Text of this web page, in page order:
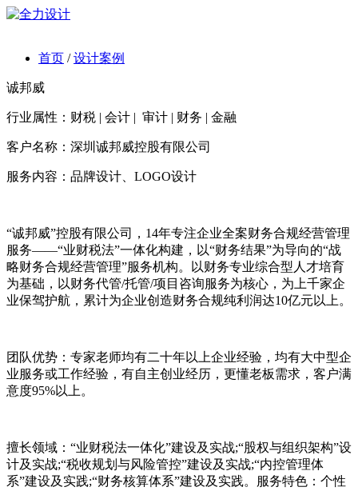
首页 /设计案例
诚邦威
行业属性：财税 | 会计 | 审计 | 财务 | 金融
客户名称：深圳诚邦威控股有限公司
服务内容：品牌设计、LOGO设计
“诚邦威”控股有限公司，14年专注企业全案财务合规经营管理
服务——“业财税法”一体化构建，以“财务结果”为导向的“战
略财务合规经营管理”服务机构。以财务专业综合型人才培育
为基础，以财务代管/托管/项目咨询服务为核心，为上千家企
业保驾护航，累计为企业创造财务合规纯利润达10亿元以上。
团队优势：专家老师均有二十年以上企业经验，均有大中型企
业服务或工作经验，有自主创业经历，更懂老板需求，客户满
意度95%以上。
擅长领域：“业财税法一体化”建设及实战;“股权与组织架构”设
计及实战;“税收规划与风险管控”建设及实战;“内控管理体
系”建设及实践;“财务核算体系”建设及实践。服务特色：个性